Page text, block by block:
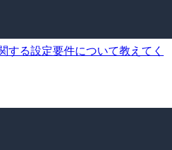
する設定要件について教えてく